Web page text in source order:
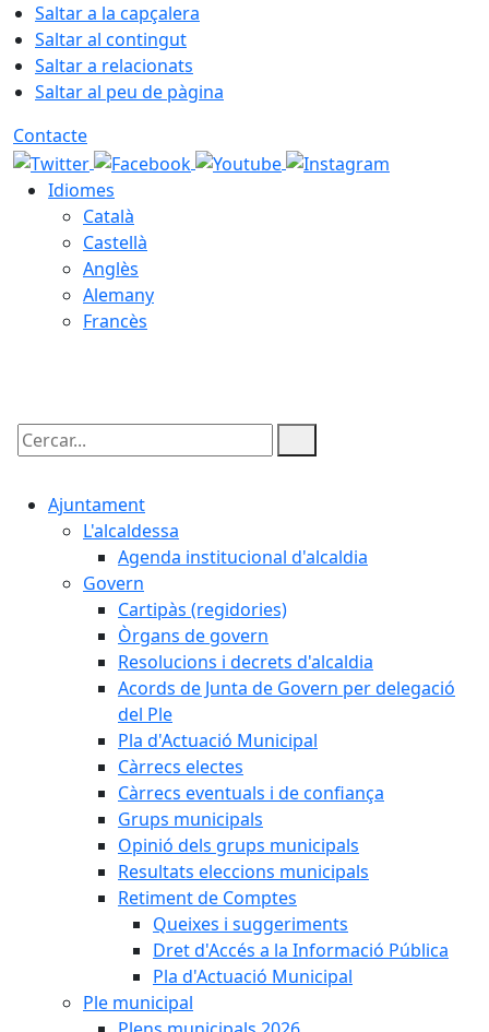
Saltar a la capçalera
Saltar al contingut
Saltar a relacionats
Saltar al peu de pàgina
Contacte
Idiomes
Català
Castellà
Anglès
Alemany
Francès
Cercar:
Ajuntament
L'alcaldessa
Agenda institucional d'alcaldia
Govern
Cartipàs (regidories)
Òrgans de govern
Resolucions i decrets d'alcaldia
Acords de Junta de Govern per delegació
del Ple
Pla d'Actuació Municipal
Càrrecs electes
Càrrecs eventuals i de confiança
Grups municipals
Opinió dels grups municipals
Resultats eleccions municipals
Retiment de Comptes
Queixes i suggeriments
Dret d'Accés a la Informació Pública
Pla d'Actuació Municipal
Ple municipal